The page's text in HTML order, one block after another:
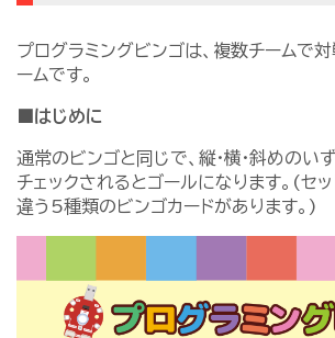
プログラミングビンゴは、複数チームで
ームです。
■はじめに
通常のビンゴと同じで、縦·横·斜めのい
チェックされるとゴールになります。(セ
違う5種類のビンゴカードがあります。)